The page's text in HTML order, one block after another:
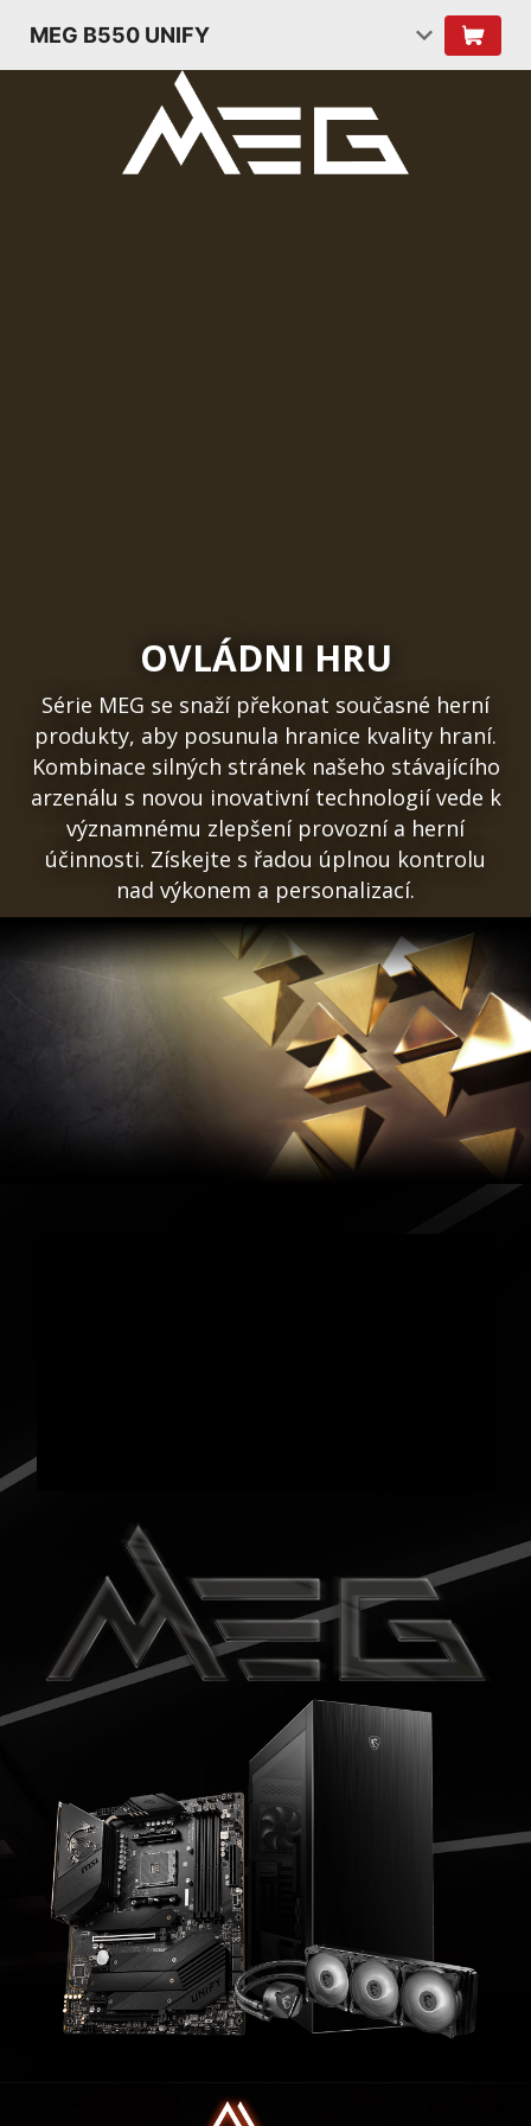
MEG B550 UNIFY
OVLÁDNI HRU
Série MEG se snaží překonat současné herní
produkty, aby posunula hranice kvality hraní.
Kombinace silných stránek našeho stávajícího
arzenálu s novou inovativní technologií vede k
významnému zlepšení provozní a herní
účinnosti. Získejte s řadou úplnou kontrolu
nad výkonem a personalizací.